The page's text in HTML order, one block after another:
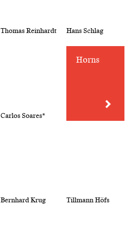
Thomas Reinhardt Hans Schlag
Carlos Soares*
Horns
Bernhard Krug Tillmann Höfs